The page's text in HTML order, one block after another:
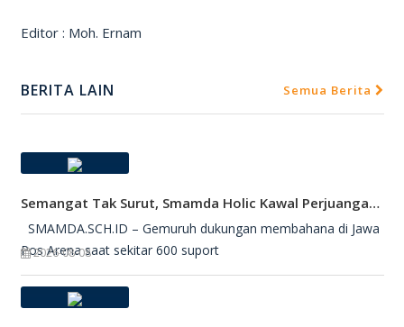
Editor : Moh. Ernam
BERITA LAIN Semua Berita
Semangat Tak Surut, Smamda Holic Kawal Perjuangan Tim Basket Smamda Di DBL 2026
SMAMDA.SCH.ID – Gemuruh dukungan membahana di Jawa
Pos Arena saat sekitar 600 suport
2026-08-08